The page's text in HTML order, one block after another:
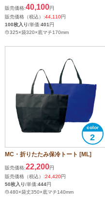
販売価格:40,100円
販売価格（税込）:44,110円
100枚入り/単価:401 円
巾325×袋320×底マチ170mm
2
MC・折りたたみ保冷トート [ML]
販売価格:22,200円
販売価格（税込）:24,420円
50枚入り/単価:444円
巾480×袋丈350×底マチ140mm